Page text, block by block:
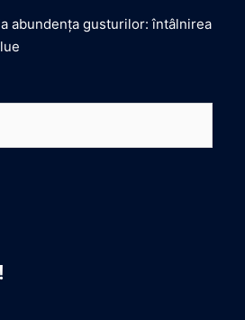
abundența gusturilor: întâlnirea